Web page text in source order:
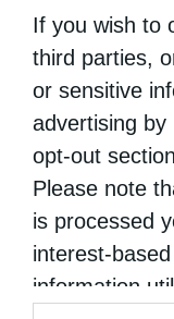
If you wish to
third parties,
or sensitive
advertising by
opt-out
Please note
is processed
interest-
information
Του Σεβ.
Σεραφείμ,
Μακεδονίας
δογματολόγος
Ιωάννης ο
της